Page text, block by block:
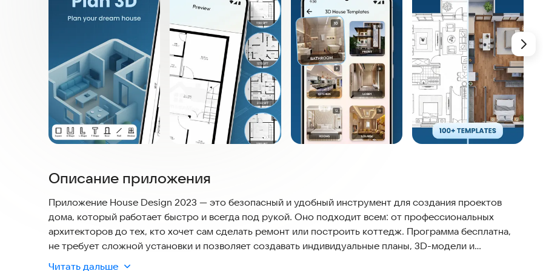
Описание приложения
Приложение House Design 2023 — это безопасный и удобный инструмент для создания проектов
дома, который работает быстро и всегда под рукой. Оно подходит всем: от профессиональных
архитекторов до тех, кто хочет сам сделать ремонт или построить коттедж. Программа бесплатна,
не требует сложной установки и позволяет создавать индивидуальные планы, 3D-модели и
интерьеры прямо на вашем устройстве.
Читать дальше